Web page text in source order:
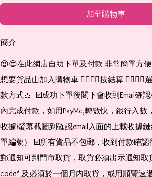
加至購物車
簡介
😍😍在此網店自助下單及付款 非常簡單方便
想要貨品山加入購物車 👉🏻👉🏻按結算
款方式🎀  ☑️成功下單後閣下會收到Email確
內完成付款，如用PayMe,轉數快，銀行入數
收據/螢幕截圖到確認email入面的上載收據
單編號） ☑️所有貨品不包郵，收到付款確認
郵通知可到門市取貨，取貨必須出示通知取
code* 及必須於一個月內取貨，或用順豐速